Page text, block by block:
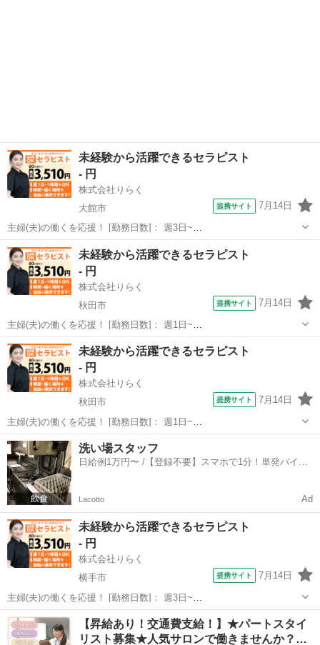
未経験から活躍できるセラピスト
- 円
株式会社りらく
大館市
提携サイト 7月14日
主婦(夫)の働くを応援！ [勤務日数]： 週3日~
10:00~16:00/10:00~15:00/10:00~17:00/13:00~18:00/15:00~23:00 月/
火/水/木/金/土/日 などから選べます [...
秋田 大館市 マッサージ
未経験から活躍できるセラピスト
- 円
株式会社りらく
秋田市
提携サイト 7月14日
主婦(夫)の働くを応援！ [勤務日数]： 週1日~
10:00~16:00/10:00~15:00/10:00~17:00/13:00~18:00/15:00~23:00 月/
火/水/木/金/土/日 などから選べます [...
秋田 秋田市 マッサージ
未経験から活躍できるセラピスト
- 円
株式会社りらく
秋田市
提携サイト 7月14日
主婦(夫)の働くを応援！ [勤務日数]： 週1日~
10:00~16:00/10:00~15:00/10:00~17:00/13:00~18:00/15:00~23:00 月/
火/水/木/金/土/日 などから選べます [...
秋田 秋田市 マッサージ
洗い場スタッフ
日給例1万円〜 /【登録不要】スマホで1分！単発バイト
Lacotto Ad
未経験から活躍できるセラピスト
- 円
株式会社りらく
横手市
提携サイト 7月14日
主婦(夫)の働くを応援！ [勤務日数]： 週3日~
10:00~16:00/10:00~15:00/10:00~17:00/13:00~18:00/15:00~23:00 月/
火/水/木/金/土/日 などから選べます [...
秋田 横手市 マッサージ
【昇給あり！交通費支給！】★パートスタイ
リスト募集★人気サロンで働きませんか？…